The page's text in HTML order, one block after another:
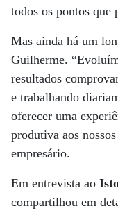
todos os pontos que
Mas ainda há um
Guilherme.
resultados
e trabalhando
oferecer uma
produtiva aos
empresário.
Em entrevista ao
compartilhou em